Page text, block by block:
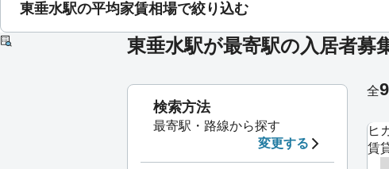
東垂水駅の平均家賃相場で絞り込む
東垂水駅が最寄駅の入居者募
ヒ
賃
全
検索方法
最寄駅・路線から探す
変更する